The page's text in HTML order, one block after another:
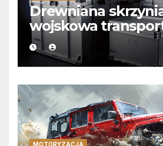
Drewniana
wojskowa
MOTORYZACJA